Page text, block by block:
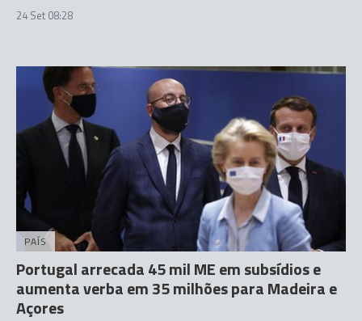
24 Set 08:28
PAÍS
Portugal arrecada 45 mil ME em subsídios e
aumenta verba em 35 milhões para Madeira e
Açores